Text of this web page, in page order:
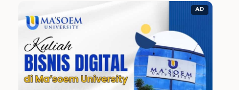
AD